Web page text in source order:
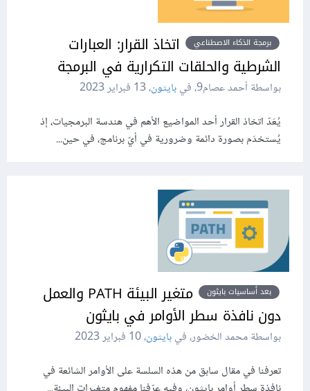
برمجة الذكاء الاصطناعي
اتخاذ القرار: العبارات
الشرطية والحلقات التكرارية في البرمجة
بواسطة أحمد عصام9، في بايثون،13 فبراير 2023
يُعَدّ اتخاذ القرار أحد المواضيع الأهم في هندسة البرمجيات، إذ
يُستخدَم بصورة دائمة وضرورية في أيّ برنامج، في حين...
بعد أساسيات بايثون
متغير البيئة PATH والعمل
دون نافذة سطر الأوامر في بايثون
بواسطة محمد الخضور، فيبايثون،10 فبراير 2023
تعرفنا في مقال سابق من هذه السلسة على الأوامر الشائعة في